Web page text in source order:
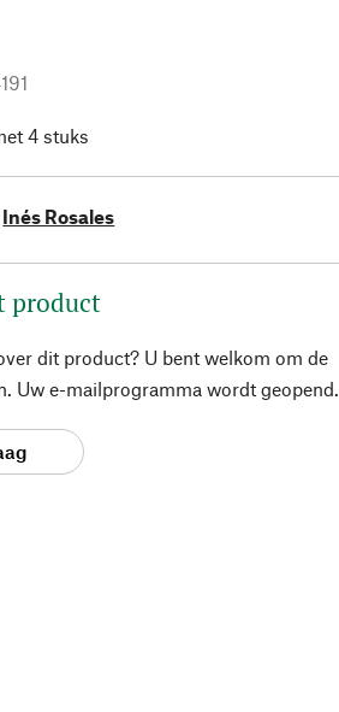
4 stuks
Inés Rosales
product
dit product? U bent welkom om de
Uw e-mailprogramma wordt geopend.